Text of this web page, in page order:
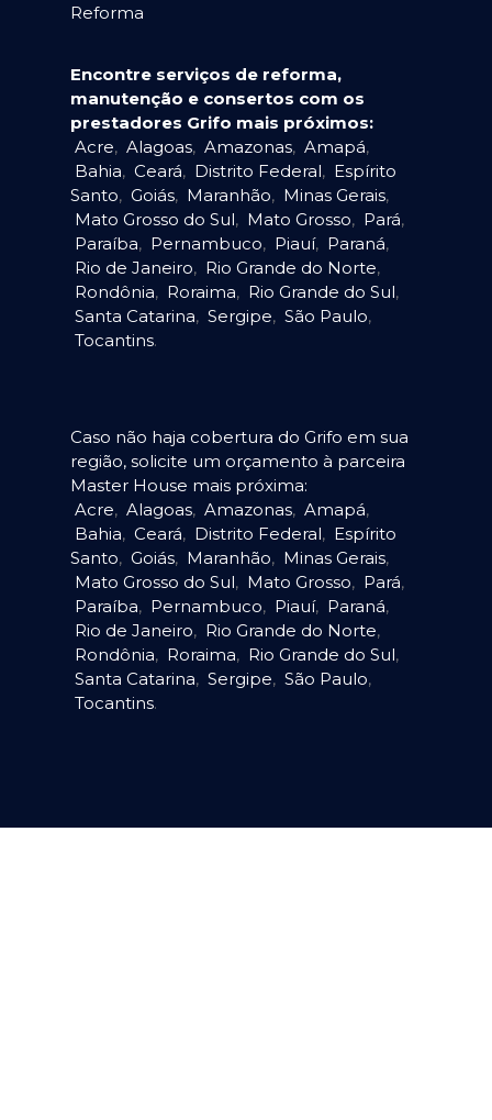
Reforma
Encontre serviços de reforma,
manutenção e consertos com os
prestadores Grifo mais próximos:
Acre, Alagoas, Amazonas, Amapá,
Bahia, Ceará, Distrito Federal, Espírito
Santo, Goiás, Maranhão, Minas Gerais,
Mato Grosso do Sul, Mato Grosso, Pará,
Paraíba, Pernambuco, Piauí, Paraná,
Rio de Janeiro, Rio Grande do Norte,
Rondônia, Roraima, Rio Grande do Sul,
Santa Catarina, Sergipe, São Paulo,
Tocantins.
Caso não haja cobertura do Grifo em sua
região, solicite um orçamento à parceira
Master House mais próxima:
Acre, Alagoas, Amazonas, Amapá,
Bahia, Ceará, Distrito Federal, Espírito
Santo, Goiás, Maranhão, Minas Gerais,
Mato Grosso do Sul, Mato Grosso, Pará,
Paraíba, Pernambuco, Piauí, Paraná,
Rio de Janeiro, Rio Grande do Norte,
Rondônia, Roraima, Rio Grande do Sul,
Santa Catarina, Sergipe, São Paulo,
Tocantins.